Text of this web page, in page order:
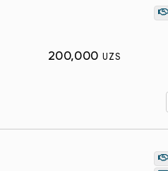
200,000UZS